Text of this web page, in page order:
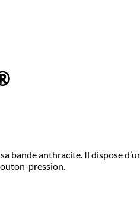
bande anthracite. Il dispose
pression.